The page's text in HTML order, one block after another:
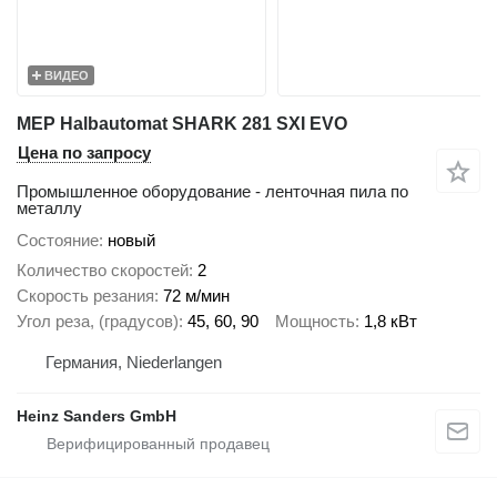
ВИДЕО
MEP Halbautomat SHARK 281 SXI EVO
Цена по запросу
Промышленное оборудование - ленточная пила по
металлу
Состояние новый
Количество скоростей 2
Скорость резания 72 м/мин
Угол реза, (градусов) 45, 60, 90 Мощность 1,8 кВт
Германия, Niederlangen
Heinz Sanders GmbH